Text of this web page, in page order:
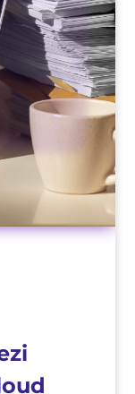
usor si
de
de